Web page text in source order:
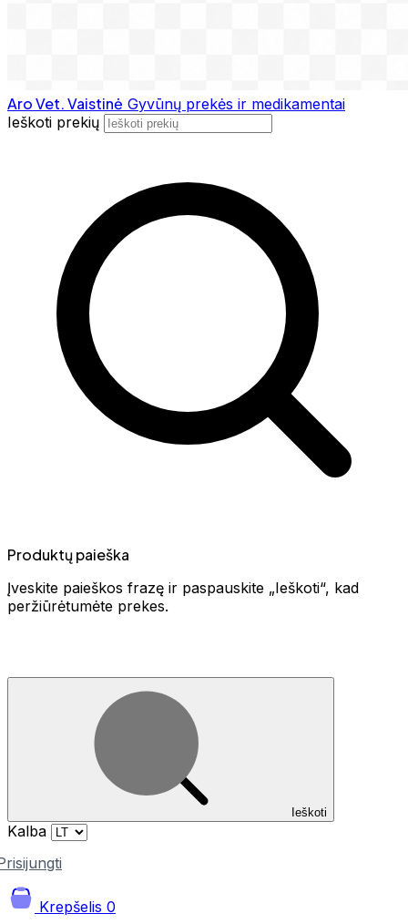
Aro Vet. Vaistinė Gyvūnų prekės ir medikamentai
Ieškoti prekių
Produktų paieška
Įveskite paieškos frazę ir paspauskite „Ieškoti“, kad
peržiūrėtumėte prekes.
Ieškoti
Kalba
Krepšelis 0